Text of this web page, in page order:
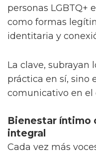
personas LGBTQ+
como formas
identitaria y
La clave, subrayan
práctica en sí, sino
comunicativo en el
Bienestar íntimo
integral
Cada vez más